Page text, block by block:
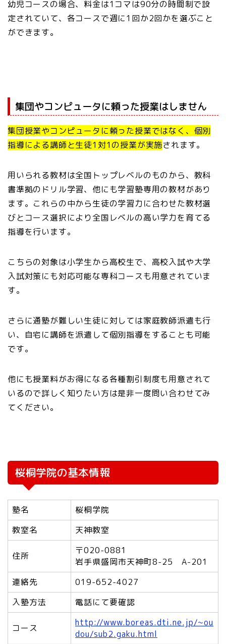
幼児コースの場合、料金は1コマは90分の時間制で設
定されていて、各コースで週に1回か2回かを選ぶこと
ができます。
集団やコンピュータに頼った授業はしません
集団授業やコンピュータに頼った授業ではなく、個別
指導による講師と生徒1対1の授業が実施されます。
用いられる教材は全国トップレベルのものから、教科
書準拠のドリル学習、他にも学習塾専用の教材があり
ます。これらの中から生徒の学習力に合わせた教材選
びとコース選択により全国レベルの高い学力を育てる
指導を行います。
こちらの対象は小学生から高校生で、高校入試や大学
入試対策にも対応可能な専科コースも用意されていま
す。
さらに通塾が難しい生徒に対しては家庭教師派遣も行
い、自宅に講師を派遣して個別指導をすることも可能
です。
他にも授業料がお得になる各種割引制度も用意されて
いるので詳しく知りたい方は是非一度問い合わせてみ
てください。
桜桐学院の基本情報
塾名
桜桐学院
教室名
天神教室
住所
〒020-0881
岩手県盛岡市天神町8-25 A-201
連絡先
019-652-4027
入塾方法
電話にて要確認
コース
http://www.boreas.dti.ne.jp/~ou
dou/sub2.gaku.html